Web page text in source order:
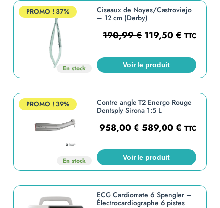
PROMO ! 37%
En stock
Ciseaux de Noyes/Castroviejo
– 12 cm (Derby)
190,99€ 119,50€ TTC
Voir le produit
PROMO ! 39%
En stock
Contre angle T2 Energo Rouge
Dentsply Sirona 1:5 L
958,00€ 589,00€ TTC
Voir le produit
ECG Cardiomate 6 Spengler –
Électrocardiographe 6 pistes